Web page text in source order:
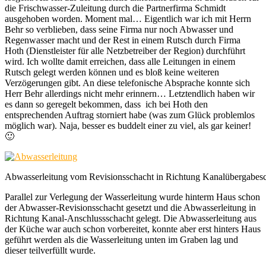
die Frischwasser-Zuleitung durch die Partnerfirma Schmidt
ausgehoben worden. Moment mal… Eigentlich war ich mit Herrn
Behr so verblieben, dass seine Firma nur noch Abwasser und
Regenwasser macht und der Rest in einem Rutsch durch Firma
Hoth (Dienstleister für alle Netzbetreiber der Region) durchführt
wird. Ich wollte damit erreichen, dass alle Leitungen in einem
Rutsch gelegt werden können und es bloß keine weiteren
Verzögerungen gibt. An diese telefonische Absprache konnte sich
Herr Behr allerdings nicht mehr erinnern… Letztendlich haben wir
es dann so geregelt bekommen, dass ich bei Hoth den
entsprechenden Auftrag storniert habe (was zum Glück problemlos
möglich war). Naja, besser es buddelt einer zu viel, als gar keiner!
🙂
Abwasserleitung vom Revisionsschacht in Richtung
Parallel zur Verlegung der Wasserleitung wurde hinterm Haus schon
der Abwasser-Revisionsschacht gesetzt und die Abwasserleitung in
Richtung Kanal-Anschlussschacht gelegt. Die Abwasserleitung aus
der Küche war auch schon vorbereitet, konnte aber erst hinters Haus
geführt werden als die Wasserleitung unten im Graben lag und
dieser teilverfüllt wurde.